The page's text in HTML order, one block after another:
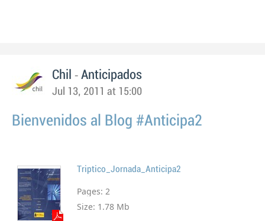
Chil - Anticipados
Jul 13, 2011 at 15:00
Bienvenidos al Blog #Anticipa2
Triptico_Jornada_Anticipa2
Pages: 2
Size: 1.78 Mb